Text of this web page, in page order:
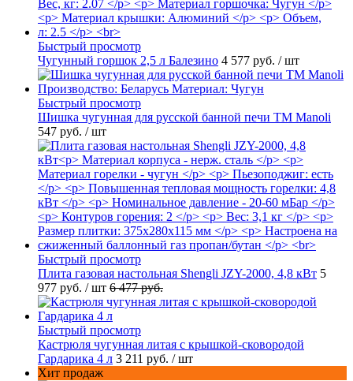
Быстрый просмотр
Чугунный горшок 2,5 л Балезино 4 577 руб. / шт
Быстрый просмотр
Шишка чугунная для русской банной печи ТМ Manoli
547 руб. / шт
Быстрый просмотр
Плита газовая настольная Shengli JZY-2000, 4,8 кВт 5
977 руб. / шт 6 477 руб.
Быстрый просмотр
Кастрюля чугунная литая с крышкой-сковородой
Гардарика 4 л 3 211 руб. / шт
Хит продаж